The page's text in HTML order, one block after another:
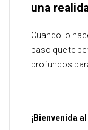
una
Cuando lo
paso que te
profundos
¡Bienvenida